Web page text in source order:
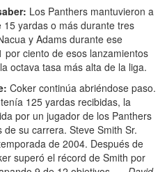
Los Panthers mantuvieron a
yardas o más durante tres
y Adams durante ese
por ciento de esos lanzamientos
octava tasa más alta de la liga.
Coker continúa abriéndose paso.
125 yardas recibidas, la
por un jugador de los Panthers
su carrera. Steve Smith Sr.
de 2004. Después de
superó el récord de Smith por